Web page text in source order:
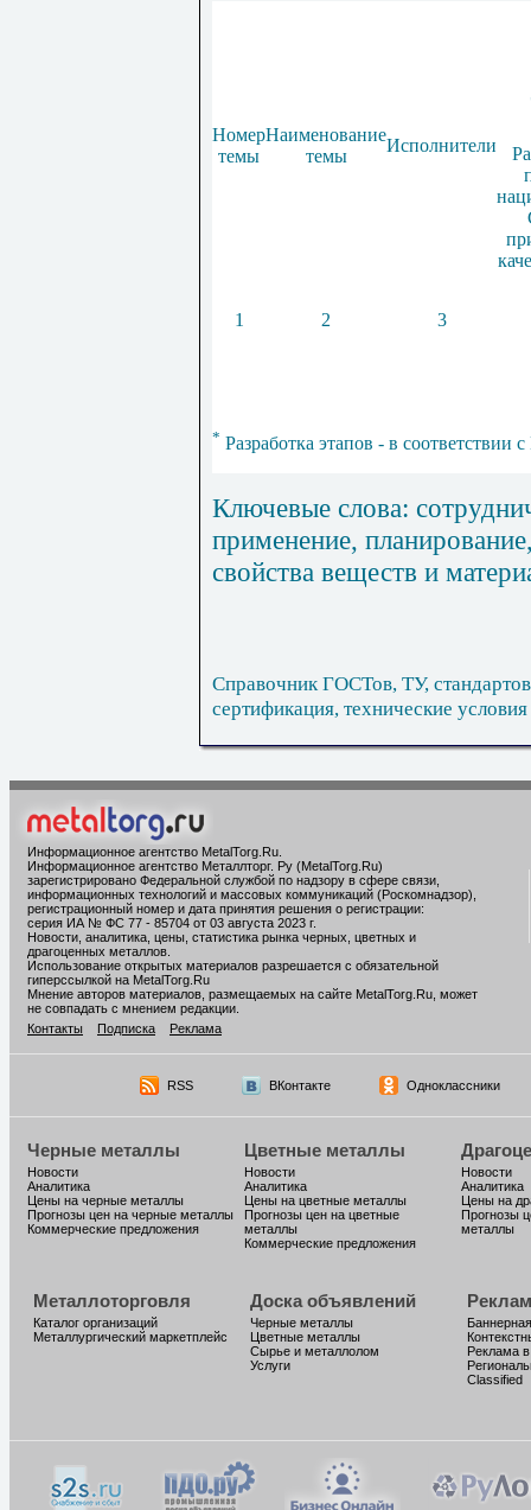
Номер
темы
Наименование
темы
Исполнители
1 2 3
* Разработка этапов - в соответствии с
Ключевые слова:
применение,
свойства веществ и
Справочник ГОСТов, ТУ,
сертификация, технические условия
Информационное агентство MetalTorg.Ru
Информационное агентство Металлторг. Ру (MetalTorg.Ru)
зарегистрировано Федеральной службой по надзору в сфере связи,
информационных технологий и массовых коммуникаций (Роскомнадзор),
регистрационный номер и дата принятия решения о регистрации:
серия ИА № ФС 77 - 85704 от 03 августа 2023 г.
Новости, аналитика, цены, статистика рынка черных, цветных и
драгоценных металлов.
Использование открытых материалов разрешается с обязательной
гиперссылкой на MetalTorg.Ru
Мнение авторов материалов, размещаемых на сайте MetalTorg.Ru, может
не совпадать с мнением редакции.
Контакты
Подписка Реклама
RSS ВКонтакте Одноклассники
Черные металлы
Новости
Аналитика
Цены на черные металлы
Прогнозы цен на черные металлы
Коммерческие предложения
Цветные металлы
Новости
Аналитика
Цены на цветные металлы
Прогнозы цен на цветные
металлы
Коммерческие предложения
Новости
Аналитика
Цены на
Прогнозы
металлы
Металлоторговля
Каталог организаций
Металлургический маркетплейс
Доска объявлений
Черные металлы
Цветные металлы
Сырье и металлолом
Услуги
Реклама
Classified